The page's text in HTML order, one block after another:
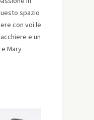
spazio
con voi le
e un
e Mary